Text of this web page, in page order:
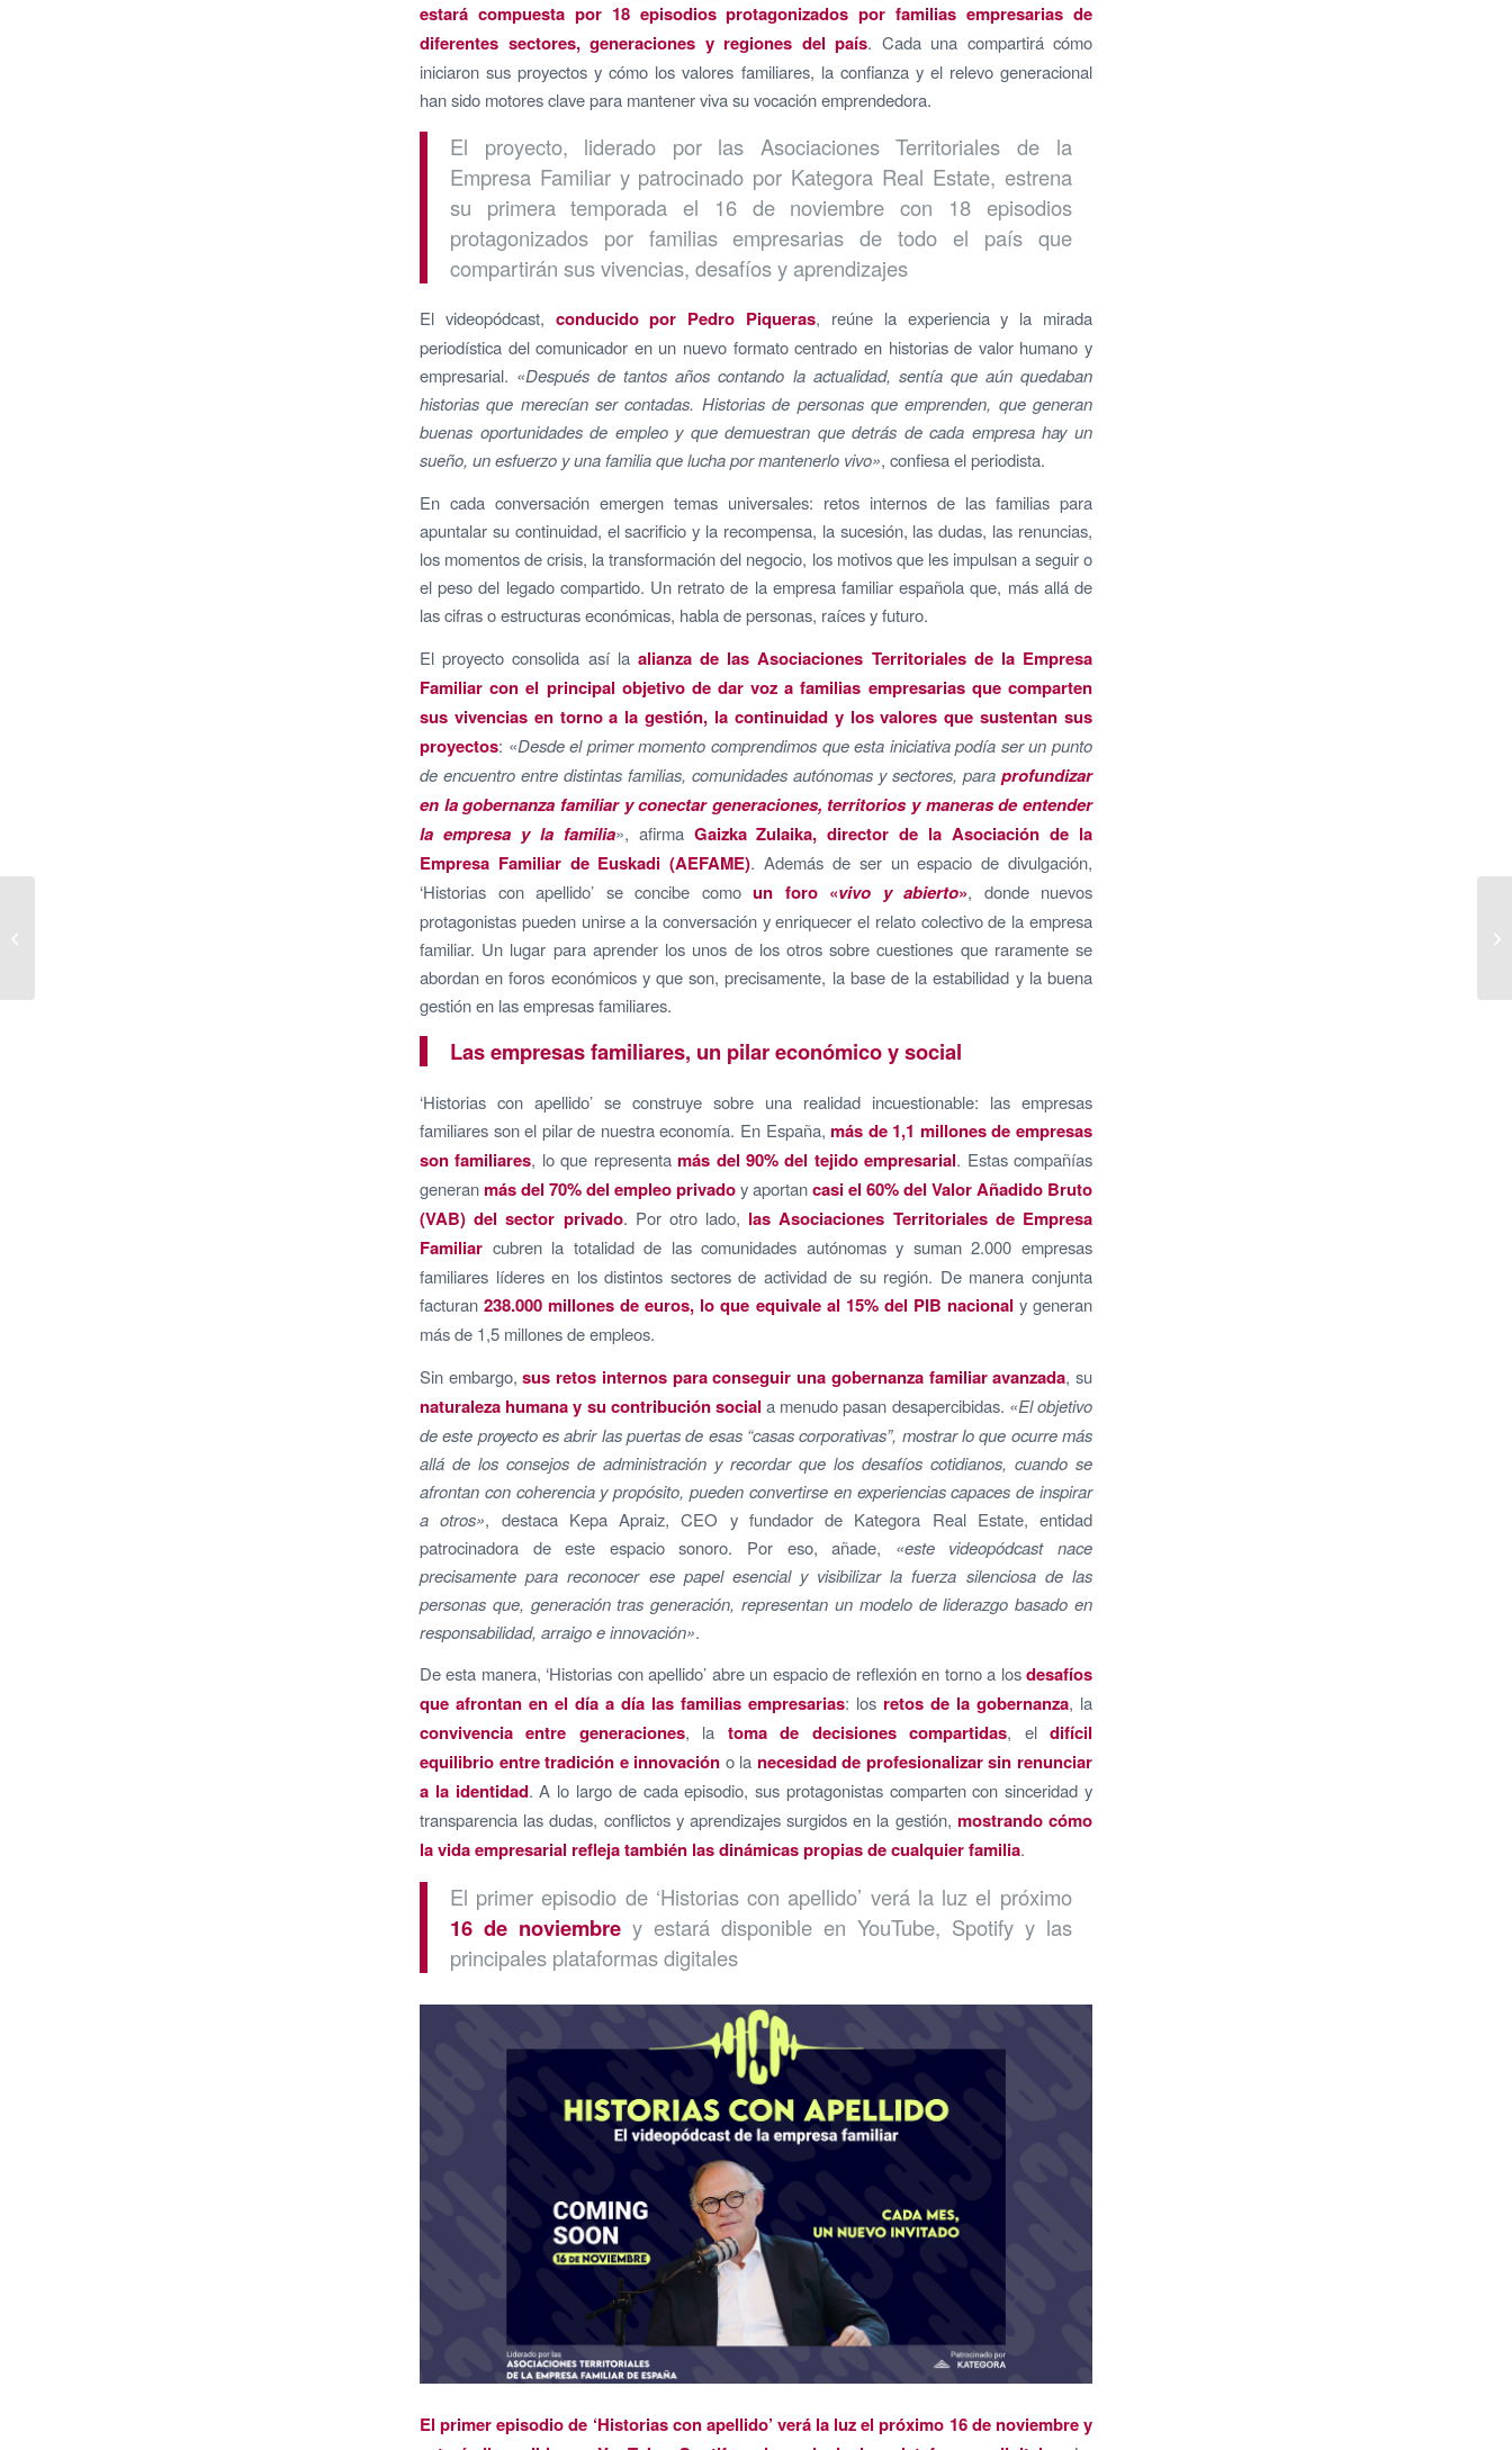
estará compuesta por 18 episodios protagonizados por familias empresarias de
diferentes sectores, generaciones y regiones del país. Cada una compartirá cómo
iniciaron sus proyectos y cómo los valores familiares, la confianza y el relevo generacional
han sido motores clave para mantener viva su vocación emprendedora.
El proyecto, liderado por las Asociaciones Territoriales de la
Empresa Familiar y patrocinado por Kategora Real Estate, estrena
su primera temporada el 16 de noviembre con 18 episodios
protagonizados por familias empresarias de todo el país que
compartirán sus vivencias, desafíos y aprendizajes
El videopódcast, conducido por Pedro Piqueras, reúne la experiencia y la mirada
periodística del comunicador en un nuevo formato centrado en historias de valor humano y
empresarial. «Después de tantos años contando la actualidad, sentía que aún quedaban
historias que merecían ser contadas. Historias de personas que emprenden, que generan
buenas oportunidades de empleo y que demuestran que detrás de cada empresa hay un
sueño, un esfuerzo y una familia que lucha por mantenerlo vivo», confiesa el periodista.
En cada conversación emergen temas universales: retos internos de las familias para
apuntalar su continuidad, el sacrificio y la recompensa, la sucesión, las dudas, las renuncias,
los momentos de crisis, la transformación del negocio, los motivos que les impulsan a seguir o
el peso del legado compartido. Un retrato de la empresa familiar española que, más allá de
las cifras o estructuras económicas, habla de personas, raíces y futuro.
El proyecto consolida así la alianza de las Asociaciones Territoriales de la Empresa
Familiar con el principal objetivo de dar voz a familias empresarias que comparten
sus vivencias en torno a la gestión, la continuidad y los valores que sustentan sus
proyectos: «Desde el primer momento comprendimos que esta iniciativa podía ser un punto
de encuentro entre distintas familias, comunidades autónomas y sectores, para profundizar
en la gobernanza familiar y conectar generaciones, territorios y maneras de entender
la empresa y la familia», afirma Gaizka Zulaika, director de la Asociación de la
Empresa Familiar de Euskadi (AEFAME). Además de ser un espacio de divulgación,
‘Historias con apellido’ se concibe como un foro «vivo y abierto», donde nuevos
protagonistas pueden unirse a la conversación y enriquecer el relato colectivo de la empresa
familiar. Un lugar para aprender los unos de los otros sobre cuestiones que raramente se
abordan en foros económicos y que son, precisamente, la base de la estabilidad y la buena
gestión en las empresas familiares.
Las empresas familiares, un pilar económico y social
‘Historias con apellido’ se construye sobre una realidad incuestionable: las empresas
familiares son el pilar de nuestra economía. En España,más de 1,1 millones de empresas
son familiares, lo que representamás del 90% del tejido empresarial. Estas compañías
generanmás del 70% del empleo privadoy aportancasi el 60% del Valor Añadido Bruto
(VAB) del sector privado. Por otro lado, las Asociaciones Territoriales de Empresa
Familiar cubren la totalidad de las comunidades autónomas y suman 2.000 empresas
familiares líderes en los distintos sectores de actividad de su región. De manera conjunta
facturan238.000 millones de euros, lo que equivale al 15% del PIB nacional y generan
más de 1,5 millones de empleos.
Sin embargo,sus retos internos para conseguir una gobernanza familiar avanzada, su
naturaleza humana y su contribución social a menudo pasan desapercibidas. «El objetivo
de este proyecto es abrir las puertas de esas “casas corporativas”, mostrar lo que ocurre más
allá de los consejos de administración y recordar que los desafíos cotidianos, cuando se
afrontan con coherencia y propósito, pueden convertirse en experiencias capaces de inspirar
a otros», destaca Kepa Apraiz, CEO y fundador de Kategora Real Estate, entidad
patrocinadora de este espacio sonoro. Por eso, añade, «este videopódcast nace
precisamente para reconocer ese papel esencial y visibilizar la fuerza silenciosa de las
personas que, generación tras generación, representan un modelo de liderazgo basado en
responsabilidad, arraigo e innovación».
De esta manera, ‘Historias con apellido’ abre un espacio de reflexión en torno a losdesafíos
que afrontan en el día a día las familias empresarias: los retos de la gobernanza, la
convivencia entre generaciones, la toma de decisiones compartidas, eldifícil
equilibrio entre tradición e innovación o la necesidad de profesionalizar sin renunciar
a la identidad. A lo largo de cada episodio, sus protagonistas comparten con sinceridad y
transparencia las dudas, conflictos y aprendizajes surgidos en la gestión, mostrando cómo
la vida empresarial refleja también las dinámicas propias de cualquier familia.
El primer episodio de ‘Historias con apellido’ verá la luz el próximo
16 de noviembrey estará disponible en YouTube, Spotify y las
principales plataformas digitales
El primer episodio de ‘Historias con apellido’ verá la luz el próximo 16 de noviembre y